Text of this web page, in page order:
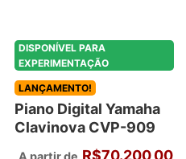
DISPONÍVEL PARA
EXPERIMENTAÇÃO
LANÇAMENTO!
Piano Digital Yamaha
Clavinova CVP-909
A partir de R$70.200,00
página
do
produto